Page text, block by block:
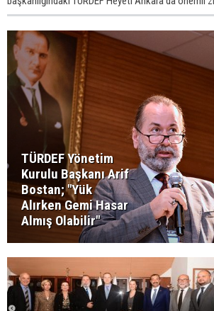
TÜRDEF Yönetim
Kurulu Başkanı Arif
Bostan; "Yük
Alırken Gemi Hasar
Almış Olabilir"